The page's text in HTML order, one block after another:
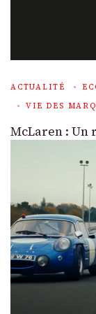
ACTUALITÉ
VIE DES
McLaren : Un